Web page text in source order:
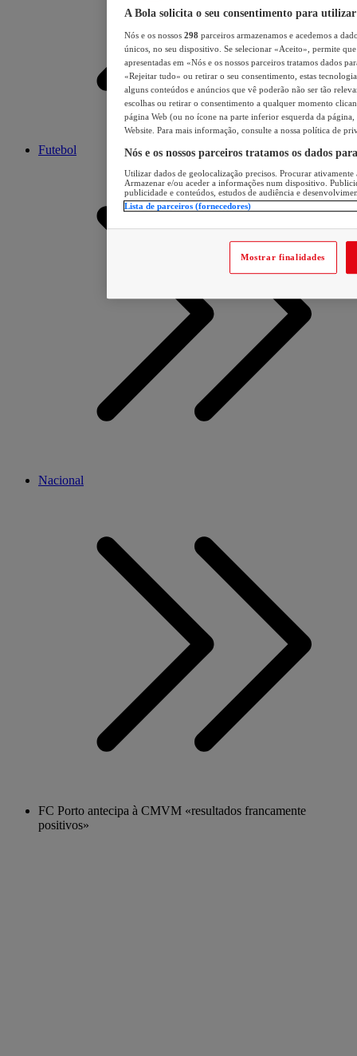
Futebol
Nacional
FC Porto antecipa à CMVM «resultados francamente
positivos»
A Bola solicita o seu consentimento para utilizar
Nós e os nossos 298 parceiros armazenamos e acedemos a
únicos, no seu dispositivo. Se selecionar «Aceito», permite
apresentadas em «Nós e os nossos parceiros tratamos dados
«Rejeitar tudo» ou retirar o seu consentimento, estas
alguns conteúdos e anúncios que vê poderão não ser tão
escolhas ou retirar o consentimento a qualquer momento
página Web (ou no ícone na parte inferior esquerda da página,
Website. Para mais informação, consulte a nossa política de
Nós e os nossos parceiros tratamos os dados
Utilizar dados de geolocalização precisos. Procurar
Armazenar e/ou aceder a informações num dispositivo.
publicidade e conteúdos, estudos de audiência e
Lista de parceiros (fornecedores)
Mostrar finalidades